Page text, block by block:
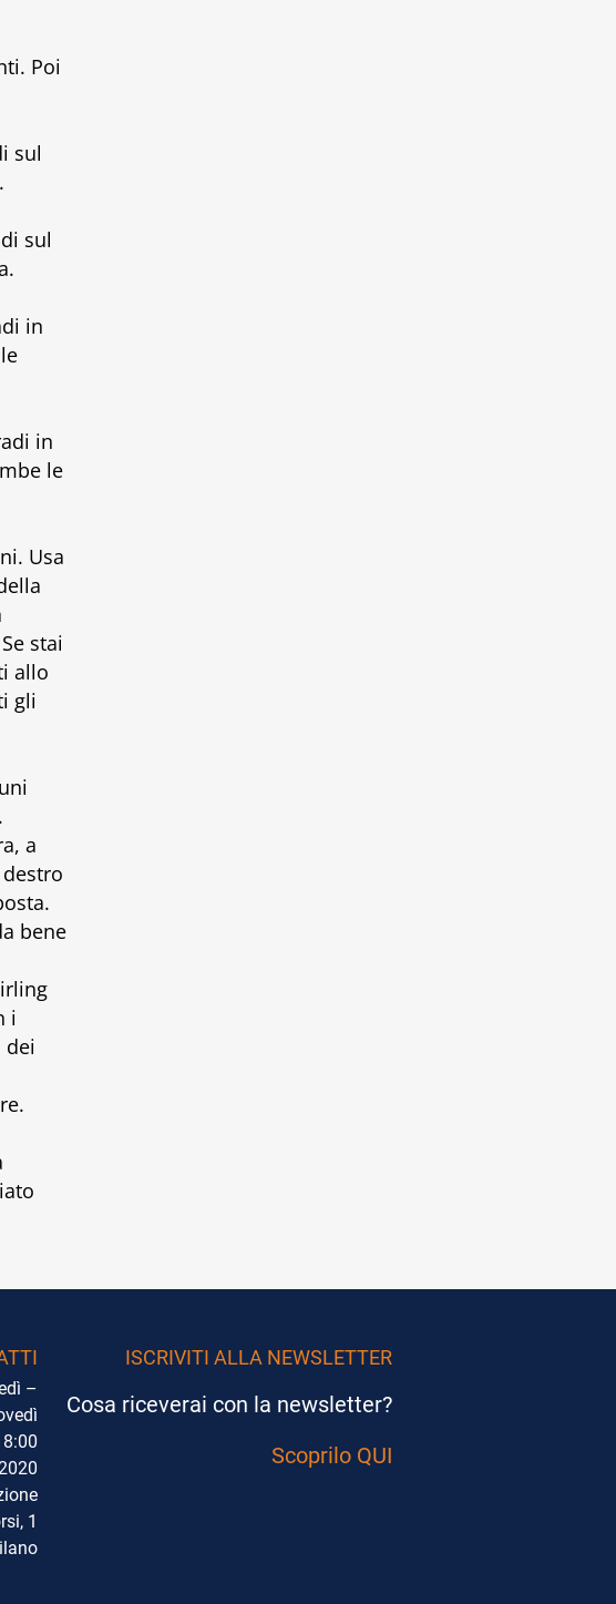
Poi
sul
sul
in
in
le
Usa
stai
allo
gli
a
bene
i
dei
–
1
ISCRIVITI ALLA NEWSLETTER
Cosa riceverai con la newsletter?
Scoprilo QUI